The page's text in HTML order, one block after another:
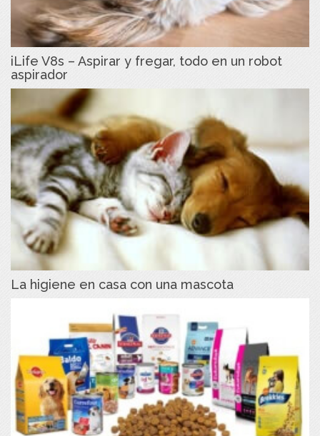
iLife V8s – Aspirar y fregar, todo en un robot
aspirador
La higiene en casa con una mascota